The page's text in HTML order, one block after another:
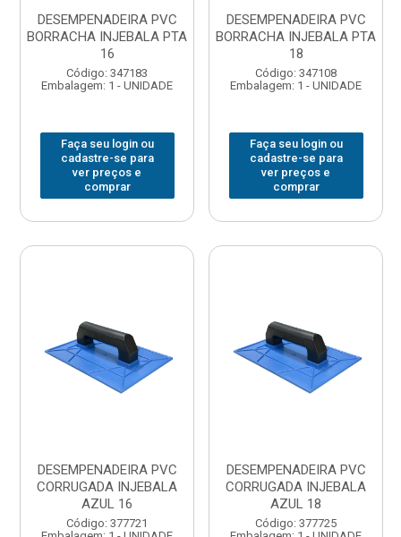
DESEMPENADEIRA PVC
BORRACHA INJEBALA PTA
16
Código: 347183
Embalagem: 1 - UNIDADE
Faça seu login ou
cadastre-se para
ver preços e
comprar
DESEMPENADEIRA PVC
BORRACHA INJEBALA PTA
18
Código: 347108
Embalagem: 1 - UNIDADE
Faça seu login ou
cadastre-se para
ver preços e
comprar
DESEMPENADEIRA PVC
CORRUGADA INJEBALA
AZUL 16
Código: 377721
DESEMPENADEIRA PVC
CORRUGADA INJEBALA
AZUL 18
Código: 377725